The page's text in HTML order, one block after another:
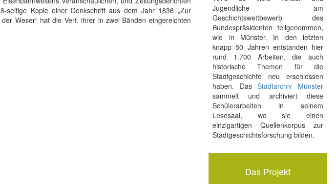
Kopie einer Denkschrift aus dem Jahr 1836 „Zur
Weser“ hat die Verf. ihrer in zwei Bänden eingereichten
Jugendliche am
Geschichtswettbewerb des
Bundespräsidenten teilgenommen,
wie in Münster. In den letzten
knapp 50 Jahren entstanden hier
rund 1.700 Arbeiten, die auch
historische Themen für die
Stadtgeschichte neu erschlossen
haben. DasStadtarchiv Münster
sammelt und archiviert diese
Schülerarbeiten in seinem
Lesesaal, wo sie einen
einzigartigen Quellenkorpus zur
Stadtgeschichtsforschung bilden.
Das Projekt